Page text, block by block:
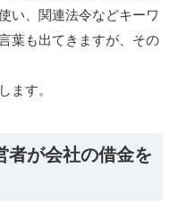
い、関連法令などキーワ
葉も出てきますが、その
ます。
者が会社の借金を